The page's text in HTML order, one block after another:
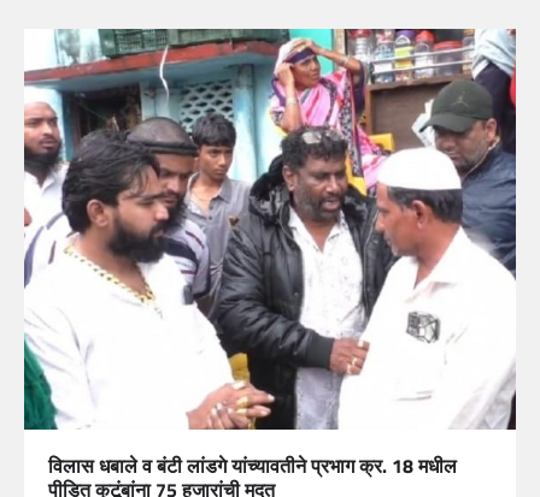
विलास धबाले व बंटी लांडगे यांच्यावतीने प्रभाग क्र. 18 मधील
पीडित कुटूंबांना 75 हजारांची मदत